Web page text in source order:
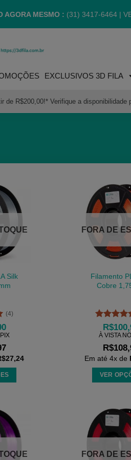
AGORA MESMO : (31) 3417-6464 |
EXCLUSIVOS 3D FILA
de R$200,00!* Verifique a disponibilidade
Silk
(4)
27,24
FORA DE
Filamento
Cobre
de 5
R$
À VISTA
R$
Em até 4x de
VER
FORA DE